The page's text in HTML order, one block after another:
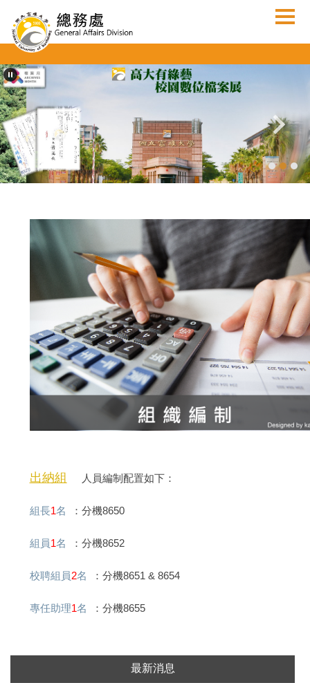
到
主
內
容
區
出納組 人員編制配置如下：
組長1名 ：分機8650
組員1名 ：分機8652
校聘組員2名 ：分機8651 & 8654
專任助理1名 ：分機8655
最新消息